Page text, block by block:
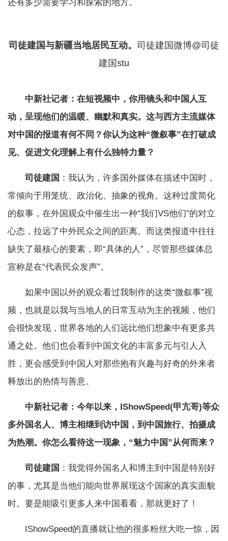
还有多少需要学习和探索的地方。
司徒建国与新疆当地居民互动。 司徒建国微博@司徒
建国stu
中新社记者：在短视频中，你用镜头和中国人互
动，呈现他们的温暖、幽默和真实。这与西方主流媒体
对中国的报道有何不同？你认为这种“微叙事”在打破成
见、促进文化理解上有什么独特力量？
司徒建国 ：我认为，许多国外媒体在描述中国时，
常倾向于用笼统、政治化、抽象的视角。这种过度简化
的叙事，在外国观众中催生出一种“我们VS他们”的对立
心态，拉远了中外民众之间的距离。而这类报道中往往
缺失了最核心的要素，即“具体的人”，尽管那些媒体总
宣称是在“代表民众发声”。
如果中国以外的观众看过我制作的这类“微叙事”视
频，也就是以我与当地人的日常互动为主的视频，他们
会很快发现，世界各地的人们远比他们想象中有更多共
通之处。他们也会看到中国文化的丰富多元与引人入
胜，更会感受到中国人对那些抱有兴趣与好奇的外来者
释放出的热情与善意。
中新社记者：今年以来，IShowSpeed(甲亢哥)等众
多外国名人、博主相继到访中国，到中国旅行、拍摄成
为热潮。你怎么看待这一现象，“魅力中国”从何而来？
司徒建国 ：我觉得外国名人和博主到中国是特别好
的事，尤其是当他们能向世界展现这个国家的真实面貌
时。要是能吸引更多人来中国看看，那就更好了！
IShowSpeed的直播就让他的很多粉丝大吃一惊，因